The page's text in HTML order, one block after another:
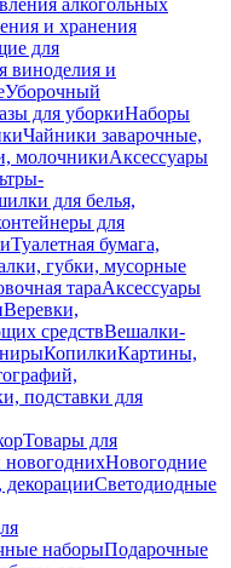
алкогольных
и хранения
для
виноделия и
Уборочный
для уборкиНаборы
Чайники заварочные,
молочникиАксессуары
для белья,
для
Туалетная бумага,
губки, мусорные
тараАксессуары
Веревки,
средствВешалки-
КопилкиКартины,
подставки для
Товары для
новогоднихНовогодние
Светодиодные
наборыПодарочные